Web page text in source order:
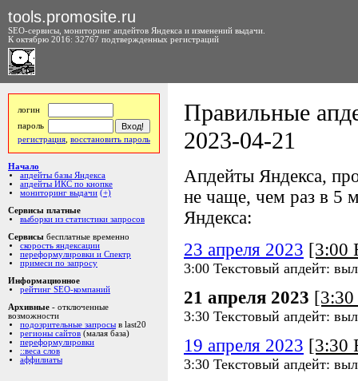
tools.promosite.ru
SEO-сервисы, мониторинг апдейтов Яндекса и изменений выдачи.
К октябрю 2016: 32767 подтвержденных регистраций
логин
пароль
регистрация восстановить пароль
Начало
апдейты базы Яндекса
апдейты ИКС по кнопке
мониторинг выдачи (+)
Сервисы платные
выборки из статистики запросов
Сервисы бесплатные временно
скорость яндексации
переформулировки и Спектр
примеси по запросу
Информационное
рейтинг SEO-компаний
Архивные - отключенные
возможности
подозрительные запросы в last20
регионы сайтов (малая база)
переформулировки
::веса слов
аффилиаты
Правильные
2023-04-21
Апдейты Яндекса,
не чаще, чем раз в 5
Яндекса:
23 апреля 2023 [3:00
3:00 Текстовый апдейт:
21 апреля 2023
3:30 Текстовый апдейт:
19 апреля 2023 [3:30
3:30 Текстовый апдейт: